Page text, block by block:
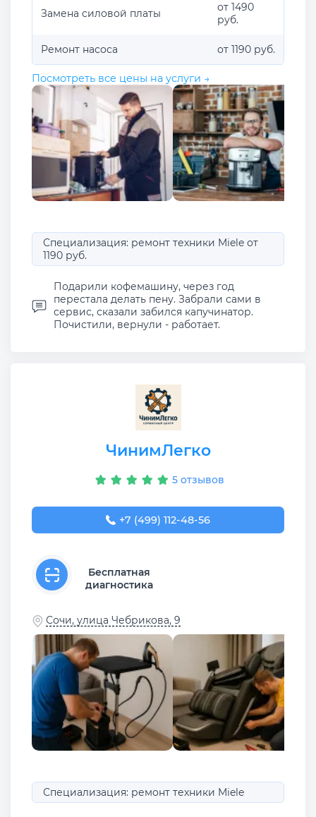
Замена силовой платы
от 1490
руб.
Ремонт насоса от 1190 руб.
Посмотреть все цены на услуги →
Специализация: ремонт техники Miele от
1190 руб.
Подарили кофемашину, через год
перестала делать пену. Забрали сами в
сервис, сказали забился капучинатор.
Почистили, вернули - работает.
ЧинимЛегко
5 отзывов
+7 (499) 112-48-56
Бесплатная
диагностика
Сочи, улица Чебрикова, 9
Специализация: ремонт техники Miele